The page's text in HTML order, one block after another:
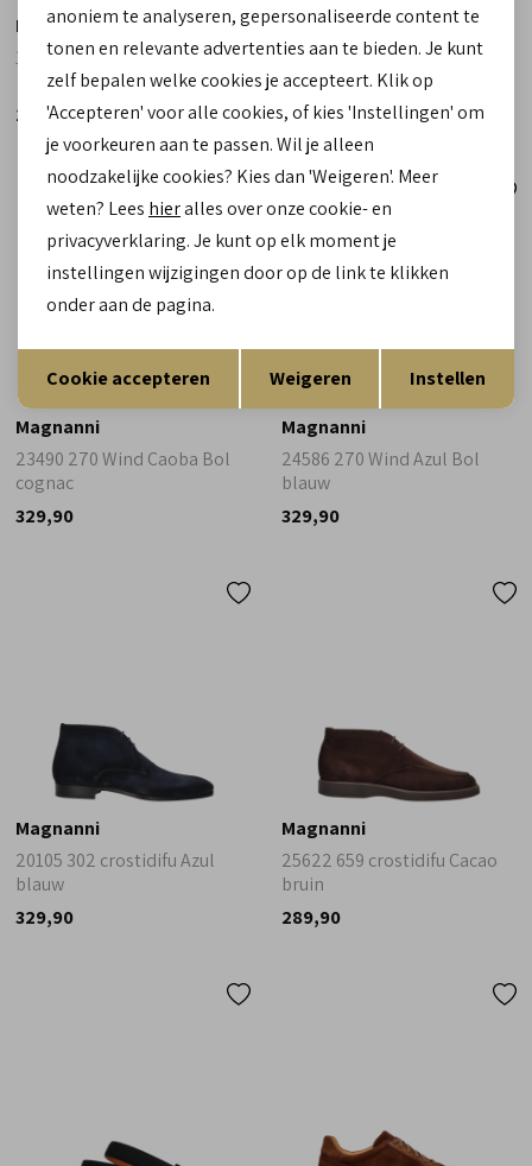
Magnanni
1078 wind tabaco bruin
119,90
Magnanni
23490 270 H-Bol Wind Azul
blauw
329,90
Magnanni
23490 270 Wind Caoba Bol
cognac
329,90
Magnanni
24586 270 Wind Azul Bol
blauw
329,90
Magnanni
20105 302 crostidifu Azul
blauw
329,90
Magnanni
25622 659 crostidifu Cacao
bruin
289,90
Terug Opslaan
anoniem te analyseren, gepersonaliseerde content te
tonen en relevante advertenties aan te bieden. Je kunt
zelf bepalen welke cookies je accepteert. Klik op
'Accepteren' voor alle cookies, of kies 'Instellingen' om
je voorkeuren aan te passen. Wil je alleen
noodzakelijke cookies? Kies dan 'Weigeren'. Meer
weten? Lees hieralles over onze cookie- en
privacyverklaring. Je kunt op elk moment je
instellingen wijzigingen door op de link te klikken
onder aan de pagina.
Cookie accepteren Weigeren Instellen